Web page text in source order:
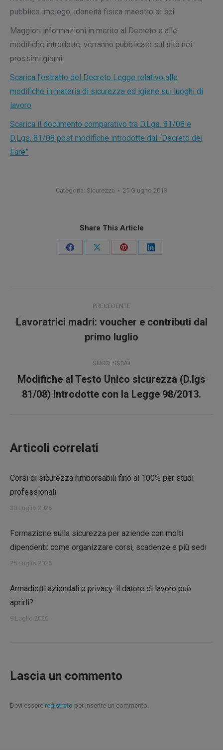
pubblico impiego, idoneità fisica maestro di sci.
Maggiori informazioni in merito al Decreto e alle
modifiche introdotte, verranno pubblicate sul sito nei
prossimi giorni.
Scarica l’estratto del Decreto Legge relativo alle
modifiche in materia di sicurezza ed igiene sui luoghi di
lavoro
Scarica il documento comparativo tra D.Lgs. 81/08 e
D.Lgs. 81/08 post modifiche introdotte dal “Decreto del
Fare”
Categoria: Sicurezza 25 Giugno 2013
Share This Article
CondividiCondividiCondividiCondividi
tra
PRECEDENTE
Post
precedente:
Lavoratrici madri: voucher e contributi dal
primo luglio
SUCCESSIVO
Prossimo
post:
Modifiche al Testo Unico sicurezza (D.lgs
81/08) introdotte con la Legge 98/2013.
Articoli correlati
Corsi di sicurezza rimborsabili fino al 100% per studi
professionali
30 Luglio 2026
Formazione sulla sicurezza per aziende con molti
dipendenti: come organizzare corsi, scadenze e più sedi
25 Luglio 2026
Armadietti aziendali e privacy: il datore di lavoro può
aprirli?
9 Luglio 2026
Lascia un commento
Devi essere registrato per inserire un commento.